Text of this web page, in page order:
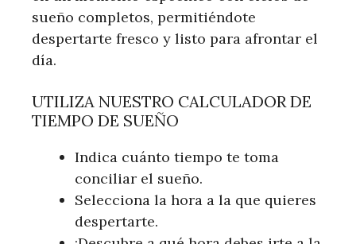
sueño completos, permitiéndote
despertarte fresco y listo para afrontar el
día.
UTILIZA NUESTRO CALCULADOR DE
TIEMPO DE SUEÑO
Indica cuánto tiempo te toma
conciliar el sueño.
Selecciona la hora a la que quieres
despertarte.